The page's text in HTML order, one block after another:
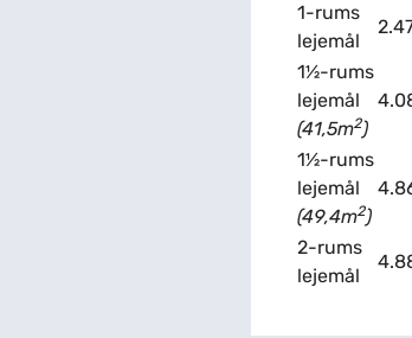
1-rums
lejemål
1½-rums
lejemål
(41,5m2)
1½-rums
lejemål
(49,4m2)
2-rums
lejemål